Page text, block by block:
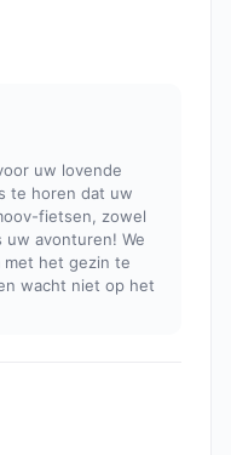
uw lovende
te horen dat uw
fietsen, zowel
uw avonturen! We
het gezin te
wacht niet op het